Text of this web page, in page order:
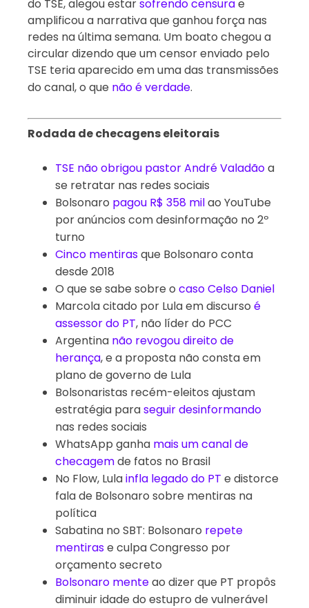
do TSE, alegou estarsofrendo censurae
amplificou a narrativa que ganhou força nas
redes na última semana. Um boato chegou a
circular dizendo que um censor enviado pelo
TSE teria aparecido em uma das transmissões
do canal, o que não é verdade.
Rodada de checagens eleitorais
TSE não obrigou pastor André Valadão a
se retratar nas redes sociais
Bolsonaro pagou R$ 358 mil ao YouTube
por anúncios com desinformação no 2º
turno
Cinco mentiras que Bolsonaro conta
desde 2018
O que se sabe sobre o caso Celso Daniel
Marcola citado por Lula em discurso é
assessor do PT, não líder do PCC
Argentina não revogou direito de
herança, e a proposta não consta em
plano de governo de Lula
Bolsonaristas recém-eleitos ajustam
estratégia para seguir desinformando
nas redes sociais
WhatsApp ganha mais um canal de
checagem de fatos no Brasil
No Flow, Lula infla legado do PT e distorce
fala de Bolsonaro sobre mentiras na
política
Sabatina no SBT: Bolsonaro repete
mentiras e culpa Congresso por
orçamento secreto
Bolsonaro menteao dizer que PT propôs
diminuir idade do estupro de vulnerável